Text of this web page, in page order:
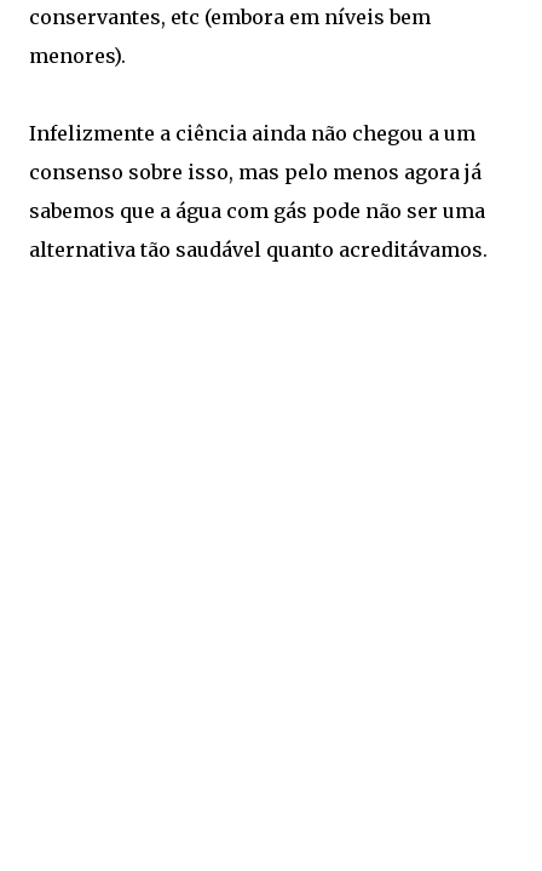
conservantes, etc (embora em níveis bem
menores).
Infelizmente a ciência ainda não chegou a um
consenso sobre isso, mas pelo menos agora já
sabemos que a água com gás pode não ser uma
alternativa tão saudável quanto acreditávamos.